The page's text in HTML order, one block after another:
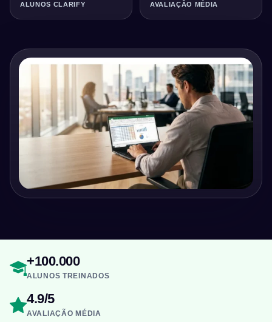
ALUNOS CLARIFY AVALIAÇÃO MÉDIA
+100.000
ALUNOS TREINADOS
4.9/5
AVALIAÇÃO MÉDIA